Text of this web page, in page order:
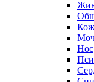
Нос